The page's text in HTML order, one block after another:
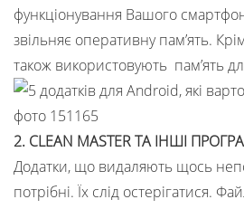
функціонування Вашого
звільняє оперативну пам’ять.
також використовують пам’ять
2. CLEAN MASTER ТА ІНШІ
Додатки, що видаляють щось
потрібні. Їх слід остерігатися.